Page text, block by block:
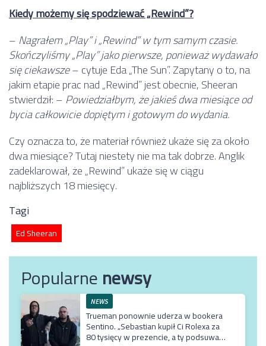
Kiedy możemy się spodziewać „Rewind”?
–Nagrałem „Play” i „Rewind” w tym samym czasie.
Skończyliśmy „Play” jako pierwsze, ponieważ wydawało
się ciekawsze– cytuje Eda „The Sun”. Zapytany o to, na
jakim etapie prac nad „Rewind” jest obecnie, Sheeran
stwierdził: –Powiedziałbym, że jakieś dwa miesiące od
bycia całkowicie dopiętym i gotowym do wydania.
Czy oznacza to, że materiał również ukaże się za około
dwa miesiące? Tutaj niestety nie ma tak dobrze. Anglik
zadeklarował, że „Rewind” ukaże się w ciągu
najbliższych 18 miesięcy.
Tagi
Ed Sheeran
Popularnenewsy
NEWS
Trueman ponownie uderza w bookera
Sentino. „Sebastian kupił Ci Rolexa za
80 tysięcy w prezencie, a ty podsuwasz